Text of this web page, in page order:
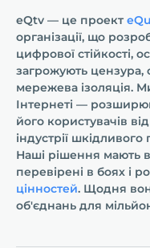
eQtv — це проект
організації, що
цифрової стійкості,
загрожують цензура,
мережева ізоляція.
Інтернеті —
його користувачів
індустрії
Наші рішення мають
перевірені в боях і
цінностей. Щодня
об'єднань для